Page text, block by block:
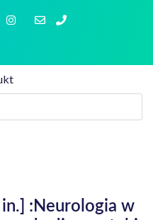
:Neurologia w